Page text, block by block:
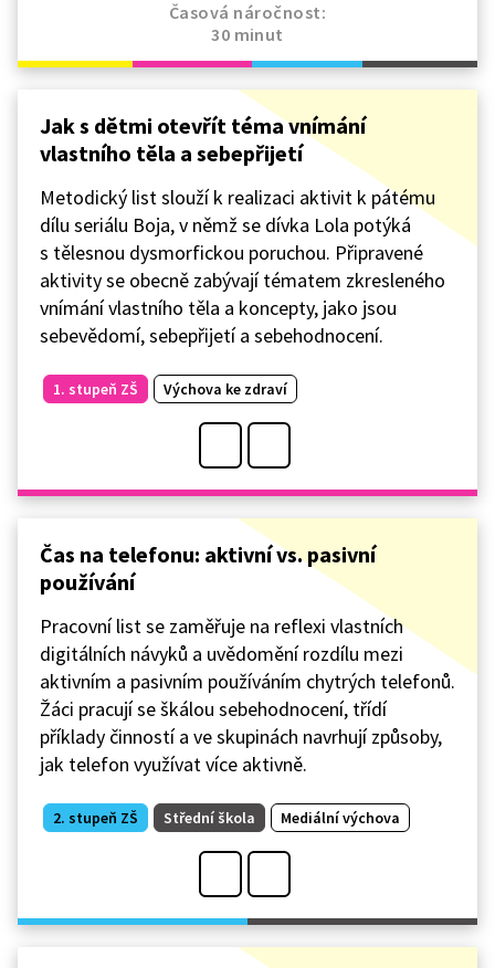
Časová náročnost:
30 minut
Jak s dětmi otevřít téma vnímání
vlastního těla a sebepřijetí
Metodický list slouží k realizaci aktivit k pátému
dílu seriálu Boja, v němž se dívka Lola potýká
s tělesnou dysmorfickou poruchou. Připravené
aktivity se obecně zabývají tématem zkresleného
vnímání vlastního těla a koncepty, jako jsou
sebevědomí, sebepřijetí a sebehodnocení.
1. stupeň ZŠ Výchova ke zdraví
Čas na telefonu: aktivní vs. pasivní
používání
Pracovní list se zaměřuje na reflexi vlastních
digitálních návyků a uvědomění rozdílu mezi
aktivním a pasivním používáním chytrých telefonů.
Žáci pracují se škálou sebehodnocení, třídí
příklady činností a ve skupinách navrhují způsoby,
jak telefon využívat více aktivně.
2. stupeň ZŠ Střední škola Mediální výchova